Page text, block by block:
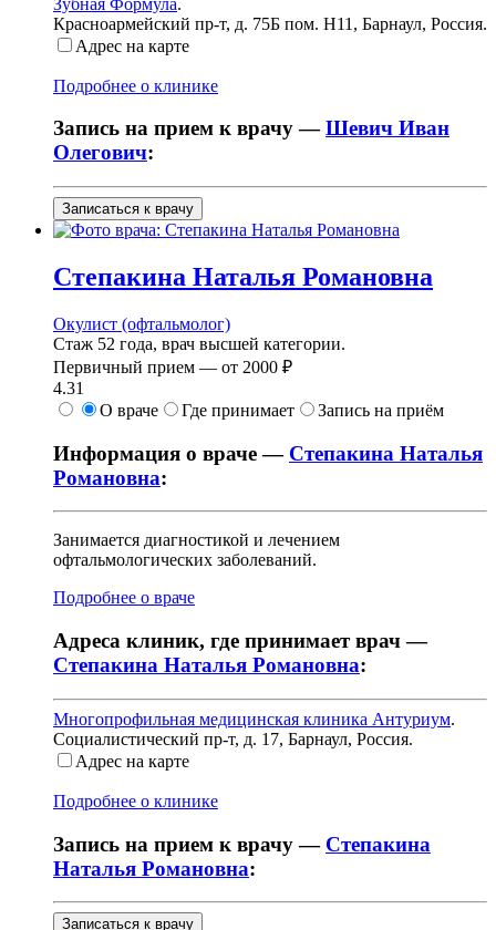
Красноармейский пр-т, д. 75Б пом. Н11 , Барнаул, Россия.
Адрес на карте
Подробнее о клинике
Запись на прием к врачу —Шевич Иван
Олегович:
Записаться к врачу
Степакина Наталья Романовна
Окулист (офтальмолог)
Стаж 52 года, врач высшей категории.
Первичный прием — от 2000 ₽
4.31
О враче
Где принимает Запись на приём
Информация о враче — Степакина Наталья
Романовна:
Занимается диагностикой и лечением
офтальмологических заболеваний.
Подробнее о враче
Адреса клиник, где принимает врач —
Степакина Наталья Романовна:
Многопрофильная медицинская клиника Антуриум.
Социалистический пр-т, д. 17, Барнаул, Россия.
Адрес на карте
Подробнее о клинике
Запись на прием к врачу — Степакина
Наталья Романовна:
Записаться к врачу